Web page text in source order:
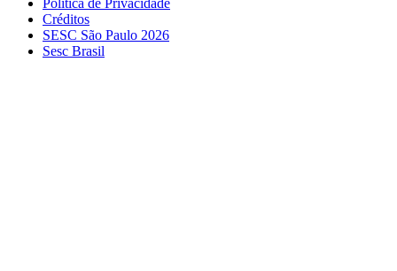
Política de Privacidade
Créditos
SESC São Paulo 2026
Sesc Brasil